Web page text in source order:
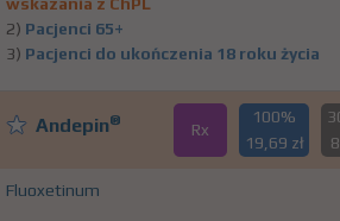
wskazania z ChPL
2) Pacjenci 65+
3) Pacjenci do ukończenia 18 roku życia
Andepin® Rx
100%
19,69 zł
Fluoxetinum